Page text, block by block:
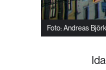
Foto: Andreas